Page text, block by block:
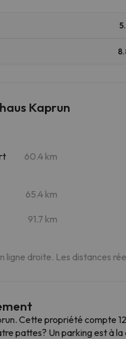
Kaprun
60.4 km
65.4 km
91.7 km
ligne droite. Les distances
Cette propriété compte
pattes? Un parking est à